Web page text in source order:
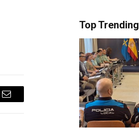
Correo
Top Trending